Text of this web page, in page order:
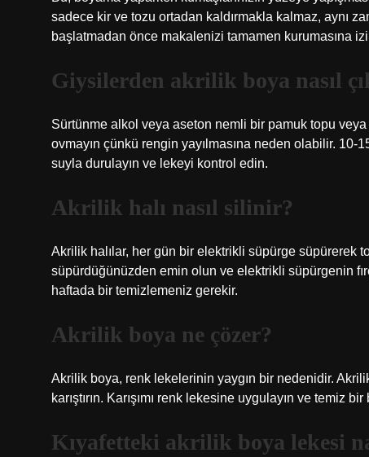
sadece kir ve tozu ortadan kaldırmakla kalmaz, aynı
başlatmadan önce makalenizi tamamen kurumasına
Giysilerden akrilik boya nasıl
Sürtünme alkol veya aseton nemli bir pamuk topu
ovmayın çünkü rengin yayılmasına neden olabilir. 10-
suyla durulayın ve lekeyi kontrol edin.
Akrilik halı nasıl silinir?
Akrilik halılar, her gün bir elektrikli süpürge süpürerek
süpürdüğünüzden emin olun ve elektrikli süpürgenin
haftada bir temizlemeniz gerekir.
Akrilik boya ne çözer?
Akrilik boya, renk lekelerinin yaygın bir nedenidir.
karıştırın. Karışımı renk lekesine uygulayın ve temiz
Kıyafetteki akrilik boya lekesi